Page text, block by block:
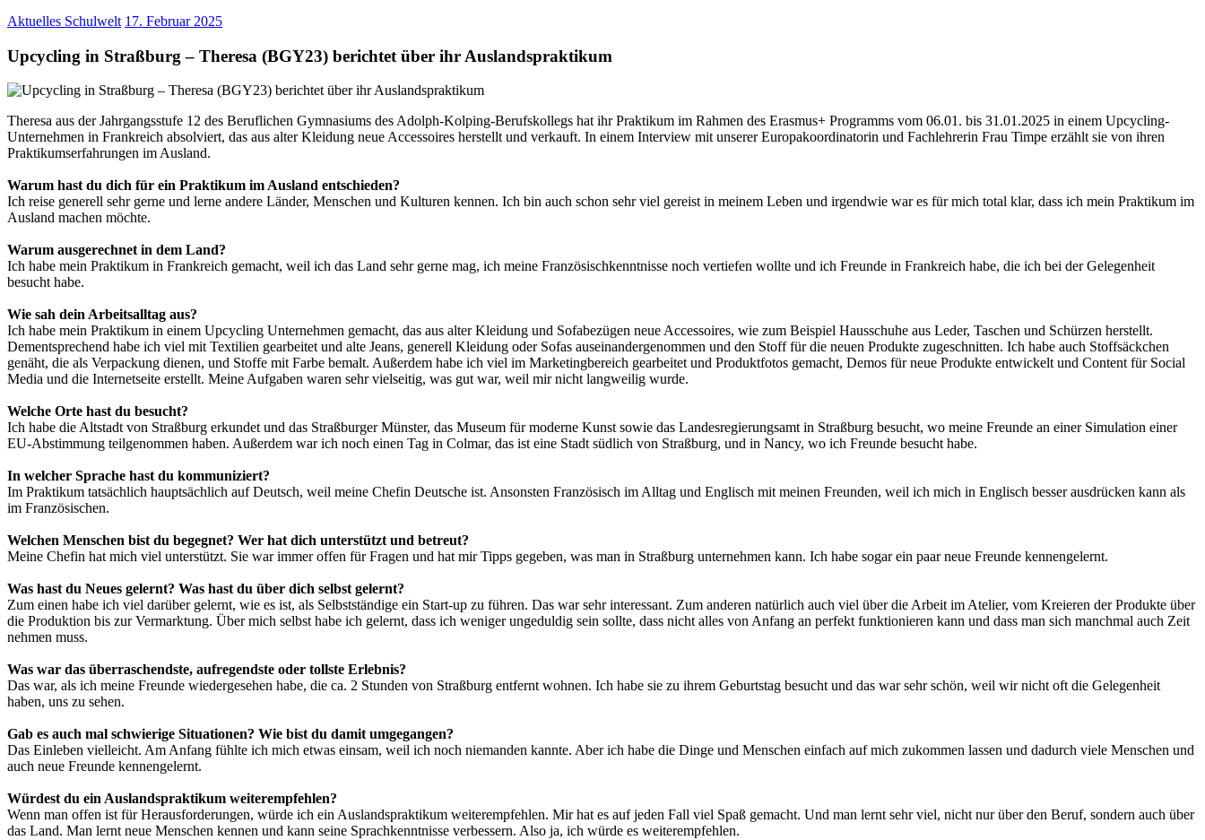
Aktuelles Schulwelt 17. Februar 2025
Upcycling in Straßburg – Theresa (BGY23) berichtet über ihr Auslandspraktikum
Theresa aus der Jahrgangsstufe 12 des Beruflichen Gymnasiums des Adolph-Kolping-Berufskollegs hat ihr Praktikum im Rahmen des Erasmus+ Programms vom 06.01. bis 31.01.2025 in einem Upcycling-
Unternehmen in Frankreich absolviert, das aus alter Kleidung neue Accessoires herstellt und verkauft. In einem Interview mit unserer Europakoordinatorin und Fachlehrerin Frau Timpe erzählt sie von ihren
Praktikumserfahrungen im Ausland.
Warum hast du dich für ein Praktikum im Ausland entschieden?
Ich reise generell sehr gerne und lerne andere Länder, Menschen und Kulturen kennen. Ich bin auch schon sehr viel gereist in meinem Leben und irgendwie war es für mich total klar, dass ich mein Praktikum im
Ausland machen möchte.
Warum ausgerechnet in dem Land?
Ich habe mein Praktikum in Frankreich gemacht, weil ich das Land sehr gerne mag, ich meine Französischkenntnisse noch vertiefen wollte und ich Freunde in Frankreich habe, die ich bei der Gelegenheit
besucht habe.
Wie sah dein Arbeitsalltag aus?
Ich habe mein Praktikum in einem Upcycling Unternehmen gemacht, das aus alter Kleidung und Sofabezügen neue Accessoires, wie zum Beispiel Hausschuhe aus Leder, Taschen und Schürzen herstellt.
Dementsprechend habe ich viel mit Textilien gearbeitet und alte Jeans, generell Kleidung oder Sofas auseinandergenommen und den Stoff für die neuen Produkte zugeschnitten. Ich habe auch Stoffsäckchen
genäht, die als Verpackung dienen, und Stoffe mit Farbe bemalt. Außerdem habe ich viel im Marketingbereich gearbeitet und Produktfotos gemacht, Demos für neue Produkte entwickelt und Content für Social
Media und die Internetseite erstellt. Meine Aufgaben waren sehr vielseitig, was gut war, weil mir nicht langweilig wurde.
Welche Orte hast du besucht?
Ich habe die Altstadt von Straßburg erkundet und das Straßburger Münster, das Museum für moderne Kunst sowie das Landesregierungsamt in Straßburg besucht, wo meine Freunde an einer Simulation einer
EU-Abstimmung teilgenommen haben. Außerdem war ich noch einen Tag in Colmar, das ist eine Stadt südlich von Straßburg, und in Nancy, wo ich Freunde besucht habe.
In welcher Sprache hast du kommuniziert?
Im Praktikum tatsächlich hauptsächlich auf Deutsch, weil meine Chefin Deutsche ist. Ansonsten Französisch im Alltag und Englisch mit meinen Freunden, weil ich mich in Englisch besser ausdrücken kann als
im Französischen.
Welchen Menschen bist du begegnet? Wer hat dich unterstützt und betreut?
Meine Chefin hat mich viel unterstützt. Sie war immer offen für Fragen und hat mir Tipps gegeben, was man in Straßburg unternehmen kann. Ich habe sogar ein paar neue Freunde kennengelernt.
Was hast du Neues gelernt? Was hast du über dich selbst gelernt?
Zum einen habe ich viel darüber gelernt, wie es ist, als Selbstständige ein Start-up zu führen. Das war sehr interessant. Zum anderen natürlich auch viel über die Arbeit im Atelier, vom Kreieren der Produkte über
die Produktion bis zur Vermarktung. Über mich selbst habe ich gelernt, dass ich weniger ungeduldig sein sollte, dass nicht alles von Anfang an perfekt funktionieren kann und dass man sich manchmal auch Zeit
nehmen muss.
Was war das überraschendste, aufregendste oder tollste Erlebnis?
Das war, als ich meine Freunde wiedergesehen habe, die ca. 2 Stunden von Straßburg entfernt wohnen. Ich habe sie zu ihrem Geburtstag besucht und das war sehr schön, weil wir nicht oft die Gelegenheit
haben, uns zu sehen.
Gab es auch mal schwierige Situationen? Wie bist du damit umgegangen?
Das Einleben vielleicht. Am Anfang fühlte ich mich etwas einsam, weil ich noch niemanden kannte. Aber ich habe die Dinge und Menschen einfach auf mich zukommen lassen und dadurch viele Menschen und
auch neue Freunde kennengelernt.
Würdest du ein Auslandspraktikum weiterempfehlen?
Wenn man offen ist für Herausforderungen, würde ich ein Auslandspraktikum weiterempfehlen. Mir hat es auf jeden Fall viel Spaß gemacht. Und man lernt sehr viel, nicht nur über den Beruf, sondern auch über
das Land. Man lernt neue Menschen kennen und kann seine Sprachkenntnisse verbessern. Also ja, ich würde es weiterempfehlen.